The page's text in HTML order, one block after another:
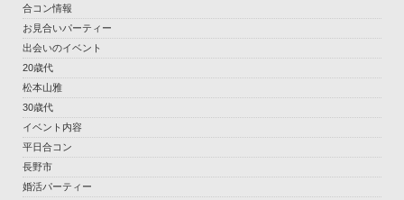
合コン情報
お見合いパーティー
出会いのイベント
20歳代
松本山雅
30歳代
イベント内容
平日合コン
長野市
婚活パーティー